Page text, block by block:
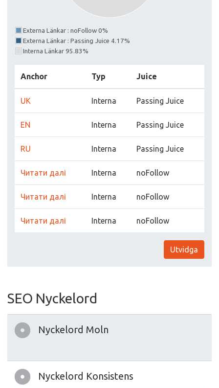
Externa Länkar : noFollow 0%
Externa Länkar : Passing Juice 4.17%
Interna Länkar 95.83%
Anchor Typ Juice
UK Interna Passing Juice
EN Interna Passing Juice
RU Interna Passing Juice
Читати далі Interna noFollow
Читати далі Interna noFollow
Читати далі Interna noFollow
Utvidga
SEO Nyckelord
Nyckelord Moln
Nyckelord Konsistens